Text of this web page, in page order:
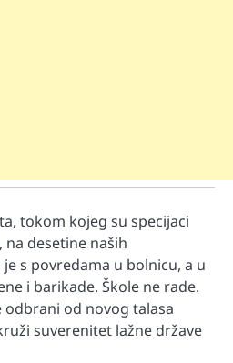
tokom kojeg su specijaci
na desetine naših
s povredama u bolnicu, a u
i barikade. Škole ne rade.
odbrani od novog talasa
suverenitet lažne države